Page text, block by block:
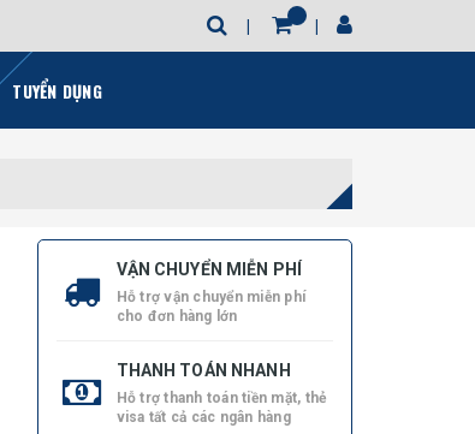
TUYỂN DỤNG
VẬN CHUYỂN MIỄN PHÍ
Hỗ trợ vận chuyển miễn phí
cho đơn hàng lớn
THANH TOÁN NHANH
Hỗ trợ thanh toán tiền mặt, thẻ
visa tất cả các ngân hàng